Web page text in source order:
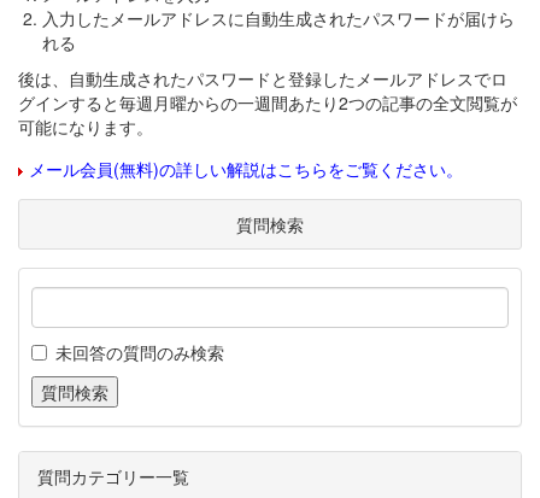
入力したメールアドレスに自動生成されたパスワードが届けら
れる
後は、自動生成されたパスワードと登録したメールアドレスでロ
グインすると毎週月曜からの一週間あたり2つの記事の全文閲覧が
可能になります。
メール会員(無料)の詳しい解説はこちらをご覧ください。
質問検索
未回答の質問のみ検索
質問カテゴリー一覧